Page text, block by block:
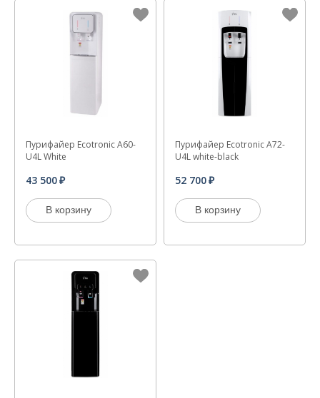
Пурифайер Ecotronic A60-
U4L White
43 500
В корзину
Пурифайер Ecotronic A72-
U4L white-black
52 700
В корзину